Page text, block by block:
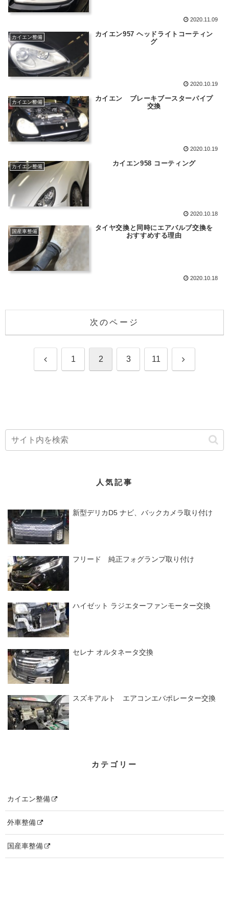
2020.11.09
カイエン整備
カイエン957 ヘッドライトコーティン
グ
2020.10.19
カイエン整備
カイエン ブレーキブースターパイプ
交換
2020.10.19
カイエン整備 カイエン958 コーティング
2020.10.18
国産車整備
タイヤ交換と同時にエアバルブ交換を
おすすめする理由
2020.10.18
次のページ
前 1 2 3 11 次
人気記事
新型デリカD5 ナビ、バックカメラ取り付け
フリード 純正フォグランプ取り付け
ハイゼット ラジエターファンモーター交換
セレナ オルタネータ交換
スズキアルト エアコンエバポレーター交換
カテゴリー
カイエン整備
外車整備
国産車整備